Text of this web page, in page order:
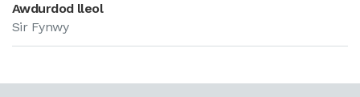
Awdurdod lleol
Sir Fynwy